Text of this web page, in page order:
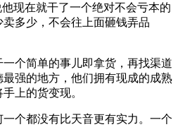
现在就干了一个绝对不会亏本的
多少，不会往上面砸钱弄品
个简单的事儿即拿货，再找渠道
强的地方，他们拥有现成的成熟
上的货变现。
个都没有比天音更有实力。一个